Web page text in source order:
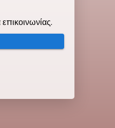
επικοινωνίας.